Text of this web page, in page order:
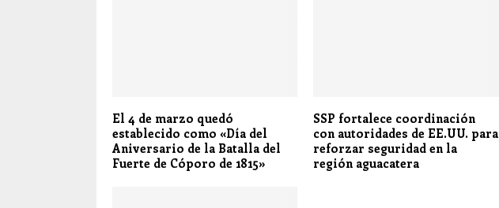
El 4 de marzo quedó
establecido como «Día del
Aniversario de la Batalla del
Fuerte de Cóporo de 1815»
SSP fortalece coordinación
con autoridades de EE.UU. para
reforzar seguridad en la
región aguacatera